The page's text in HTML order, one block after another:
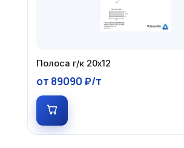
Полоса г/к 20х12
от 89090 ₽/т